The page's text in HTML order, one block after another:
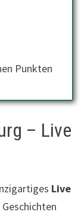
Punkten
– Live
Live